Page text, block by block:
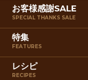
お客様感謝SALE
SPECIAL THANKS SALE
特集
FEATURES
レシピ
RECIPES